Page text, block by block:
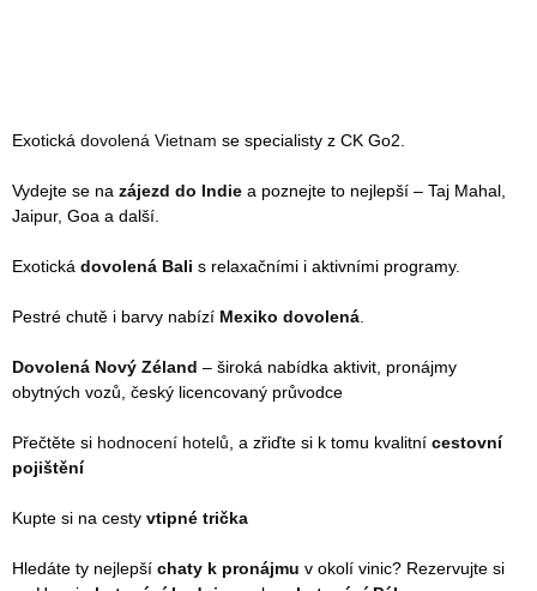
Exotická dovolená Vietnam se specialisty z CK Go2.
Vydejte se na zájezd do Indie a poznejte to nejlepší – Taj Mahal,
Jaipur, Goa a další.
Exotická dovolená Bali s relaxačními i aktivními programy.
Pestré chutě i barvy nabízí Mexiko dovolená
Dovolená Nový Zéland – široká nabídka aktivit, pronájmy
obytných vozů, český licencovaný průvodce
Přečtěte si hodnocení hotelů , a zřiďte si k tomu kvalitní cestovní
pojištění
Kupte si na cesty vtipné trička
Hledáte ty nejlepší chaty k pronájmu v okolí vinic? Rezervujte si